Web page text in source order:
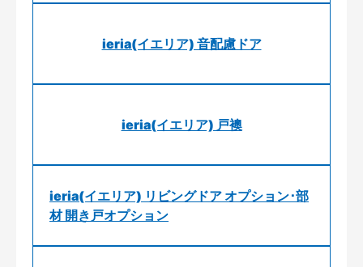
ieria(イエリア) 音配慮ドア
ieria(イエリア) 戸襖
ieria(イエリア) リビングドア オプション･部
材 開き戸オプション